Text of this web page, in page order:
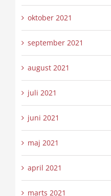
oktober 2021
september 2021
august 2021
juli 2021
juni 2021
maj 2021
april 2021
marts 2021